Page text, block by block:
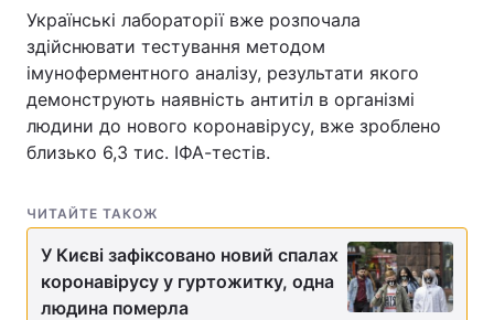
Українські лабораторії вже розпочала
здійснювати тестування методом
імуноферментного аналізу, результати якого
демонструють наявність антитіл в організмі
людини до нового коронавірусу, вже зроблено
близько 6,3 тис. ІФА-тестів.
ЧИТАЙТЕ ТАКОЖ
У Києві зафіксовано новий спалах
коронавірусу у гуртожитку, одна
людина померла